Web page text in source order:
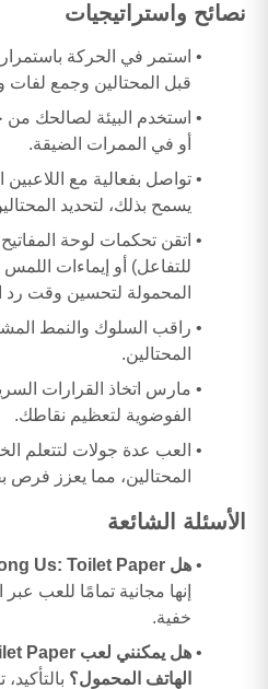
نصائح واستراتيجيات
استمر في الحركة
قبل المحتالين وجمع لفات
استخدم البيئة لصالحك من
أو في الممرات الضيقة.
تواصل بفعالية مع اللاعبين
يسمح بذلك، لتحديد
للتفاعل) أو إيماءات
المحمولة لتحسين وقت رد
راقب السلوك والنمط
المحتالين.
مارس اتخاذ القرارات
الفوضوية لتعظيم نقاطك.
العب عدة جولات لتتعلم
المحتالين، مما يعزز فرص
الأسئلة الشائعة
هل Among Us: Toilet Paper مجانية للعب؟
إنها مجانية تمامًا للعب
خفية.
الهاتف المحمول؟